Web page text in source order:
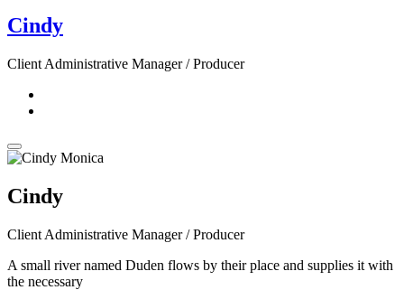
Cindy
Client Administrative Manager / Producer
Cindy
Client Administrative Manager / Producer
A small river named Duden flows by their place and supplies it with
the necessary